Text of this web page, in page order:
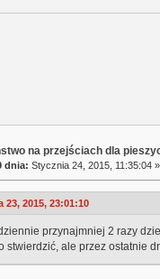
na przejściach dla
dnia: Stycznia 24, 2015, 11:35:04 »
2015, 23:01:10
przynajmniej 2 razy
stwierdzić, ale przez ostatnie